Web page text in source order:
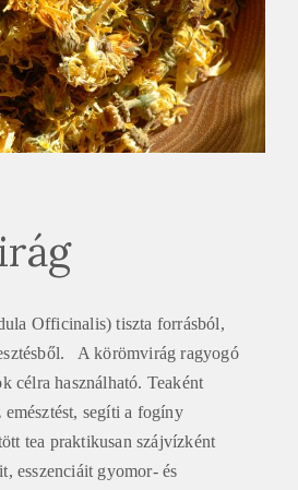
Officinalis) tiszta forrásból,
A körömvirág ragyogó
célra használható. Teaként
segíti a fogíny
tea praktikusan szájvízként
esszenciáit gyomor- és